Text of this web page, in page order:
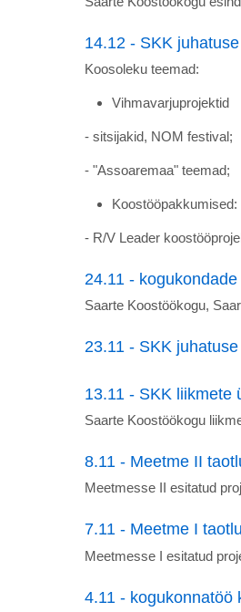
14.12 - SKK
Koosoleku teemad:
Vihmavarjuprojektid
- sitsijakid, NOM festival;
- "Assoaremaa" teemad;
Koostööpakkumised:
- R/V Leader
24.11 -
Saarte Koostöökogu,
23.11 - SKK
13.11 - SKK liikmete
Saarte Koostöökogu
8.11 - Meetme II
Meetmesse II esitatud
7.11 - Meetme I
Meetmesse I esitatud
4.11 - kogukonnatöö